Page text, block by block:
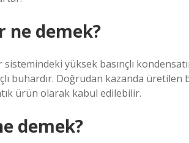
ne demek?
yüksek basınçlı
buhardır. Doğrudan kazanda üretilen
ürün olarak kabul edilebilir.
demek?